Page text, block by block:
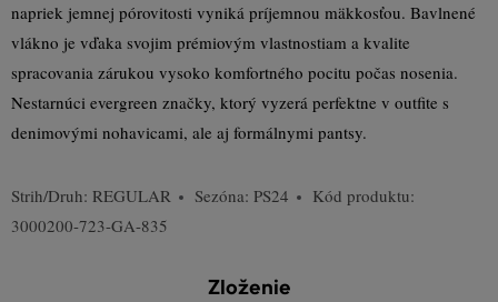
napriek jemnej pórovitosti vyniká príjemnou mäkkosťou. Bavlnené
vlákno je vďaka svojim prémiovým vlastnostiam a kvalite
spracovania zárukou vysoko komfortného pocitu počas nosenia.
Nestarnúci evergreen značky, ktorý vyzerá perfektne v outfite s
denimovými nohavicami, ale aj formálnymi pantsy.
Strih/Druh: REGULAR Sezóna: PS24
Kód produktu:
3000200-723-GA-835
Zloženie